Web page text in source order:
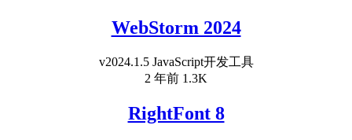
WebStorm 2024
v2024.1.5 JavaScript开发工具
2 年前 1.3K
RightFont 8